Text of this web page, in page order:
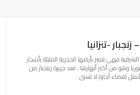
فهي تتميز بأرضها الحجرية المليئة بأشجار
وهو من أكبر أنهارها ، تعد جزيرة زينجبار من
لقضاء أجازة لا تنسى .